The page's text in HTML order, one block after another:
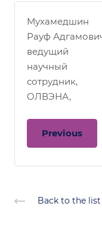
Мухамедшин
Рауф
ведущий
научный
сотрудник,
ОЛВЭНА,
Previous
Back to the list